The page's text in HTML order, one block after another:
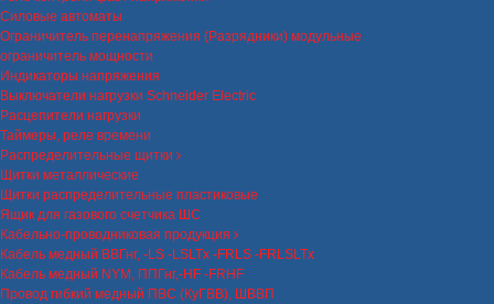
Силовые автоматы
Ограничитель перенапряжения (Разрядники) модульные
ограничитель мощности
Индикаторы напряжения
Выключатели нагрузки Schneider Electric
Расцепители нагрузки
Таймеры, реле времени
Распределительные щитки
Щитки металлические
Щитки распределительные пластиковые
Ящик для газового счетчика ШС
Кабельно-проводниковая продукция
Кабель медный ВВГнг, -LS -LSLTx -FRLS -FRLSLTx
Кабель медный NYM, ППГнг,-HF -FRHF
Провод гибкий медный ПВС (КуГВВ), ШВВП